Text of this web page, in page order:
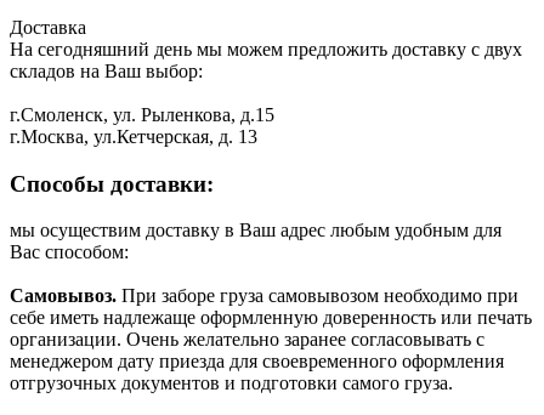
Доставка
На сегодняшний день мы можем предложить доставку с двух
складов на Ваш выбор:
г.Смоленск, ул. Рыленкова, д.15
г.Москва, ул.Кетчерская, д. 13
Способы доставки:
мы осуществим доставку в Ваш адрес любым удобным для
Вас способом:
Самовывоз. При заборе груза самовывозом необходимо при
себе иметь надлежаще оформленную доверенность или печать
организации. Очень желательно заранее согласовывать с
менеджером дату приезда для своевременного оформления
отгрузочных документов и подготовки самого груза.